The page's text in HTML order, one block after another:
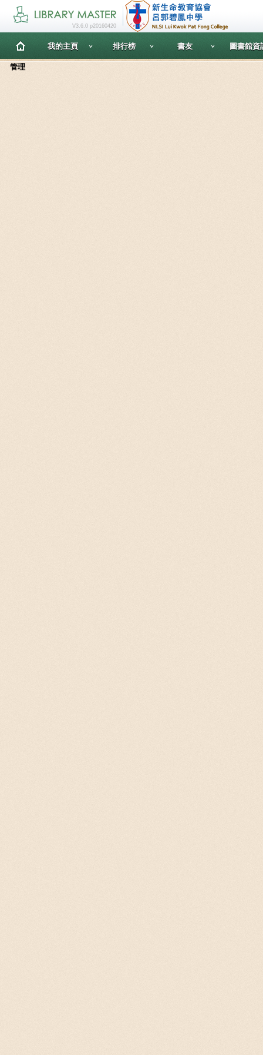
V3.6.0 p20160420
我的主頁 排行榜 書友 圖書館資
管理